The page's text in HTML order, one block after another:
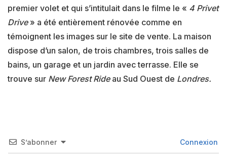
premier volet et qui s’intitulait dans le filme le « 4 Privet
Drive» a été entièrement rénovée comme en
témoignent les images sur le site de vente. La maison
dispose d’un salon, de trois chambres, trois salles de
bains, un garage et un jardin avec terrasse. Elle se
trouve sur New Forest Rideau Sud Ouest de Londres.
S’abonner Connexion